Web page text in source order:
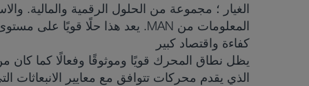
الغيار ؛ مجموعة من الحلول الرقمية والمالية.
المعلومات من MAN. يعد هذا حلًا قويًا على مستوى المؤسسات للعملاء وهو مصمم لدعم مستويات محسنة من كفاءة الأسطول وأمانه وتقليل التأثير البيئي.
كفاءة واقتصاد كبير